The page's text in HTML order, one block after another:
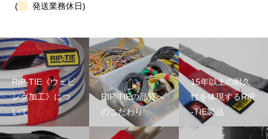
( 発送業務休日)
RIP-TIE《ウェビ
ング加工》につ
いて
RIP-TIEの品質へ
のこだわり
15年以上の耐久
性を体現するRIP
-TIE製品